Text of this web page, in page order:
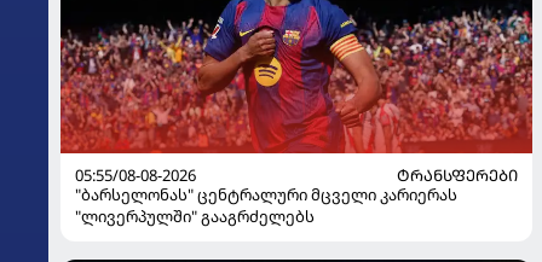
05:55/08-08-2026
ᲢᲠᲐᲜᲡᲤᲔᲠᲔᲑᲘ
"ბარსელონას" ცენტრალური მცველი კარიერას
"ლივერპულში" გააგრძელებს